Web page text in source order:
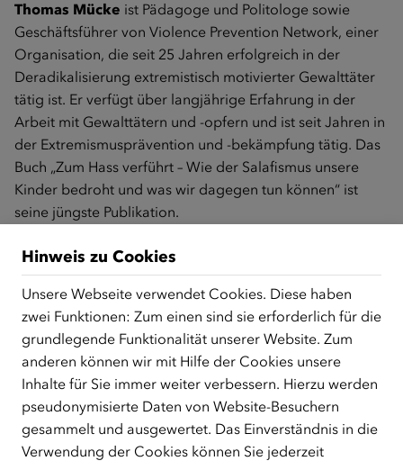
Thomas Mücke ist Pädagoge und Politologe sowie
Geschäftsführer von Violence Prevention Network, einer
Organisation, die seit 25 Jahren erfolgreich in der
Deradikalisierung extremistisch motivierter Gewalttäter
tätig ist. Er verfügt über langjährige Erfahrung in der
Arbeit mit Gewalttätern und -opfern und ist seit Jahren in
der Extremismusprävention und -bekämpfung tätig. Das
Buch „Zum Hass verführt – Wie der Salafismus unsere
Kinder bedroht und was wir dagegen tun können“ ist
seine jüngste Publikation.
Die Online-Anmeldung für einen Kurs muss mindestens
einen Tag vor Kursbeginn erfolgen. Die Anmeldung ist
leider nicht mehr möglich.
Hinweis zu Cookies
Unsere Webseite verwendet Cookies. Diese haben
zwei Funktionen: Zum einen sind sie erforderlich für die
grundlegende Funktionalität unserer Website. Zum
anderen können wir mit Hilfe der Cookies unsere
Inhalte für Sie immer weiter verbessern. Hierzu werden
pseudonymisierte Daten von Website-Besuchern
gesammelt und ausgewertet. Das Einverständnis in die
Verwendung der Cookies können Sie jederzeit